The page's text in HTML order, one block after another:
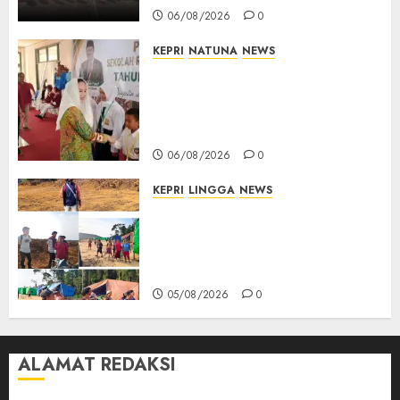
06/08/2026 0
KEPRI NATUNA NEWS
06/08/2026 0
KEPRI LINGGA NEWS
05/08/2026 0
ALAMAT REDAKSI